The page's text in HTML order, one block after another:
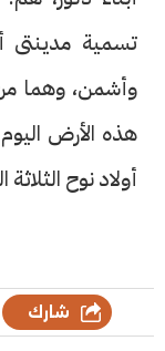
تسمية مدينتى
وأشمن، وهما
هذه الأرض
أولاد نوح
شارك